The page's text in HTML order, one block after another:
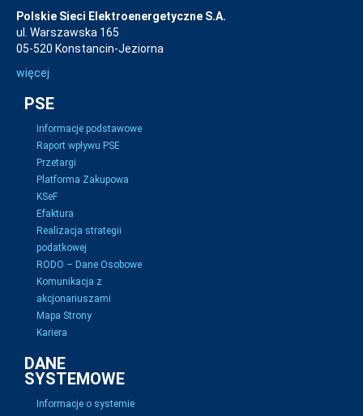
Polskie Sieci Elektroenergetyczne S.A.
ul. Warszawska 165
05-520 Konstancin-Jeziorna
więcej
PSE
Informacje podstawowe
Raport wpływu PSE
Przetargi
Platforma Zakupowa
KSeF
Efaktura
Realizacja strategii
podatkowej
RODO – Dane Osobowe
Komunikacja z
akcjonariuszami
Mapa Strony
Kariera
DANE
SYSTEMOWE
Informacje o systemie